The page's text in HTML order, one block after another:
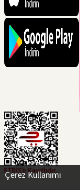
Çerez Kullanımı